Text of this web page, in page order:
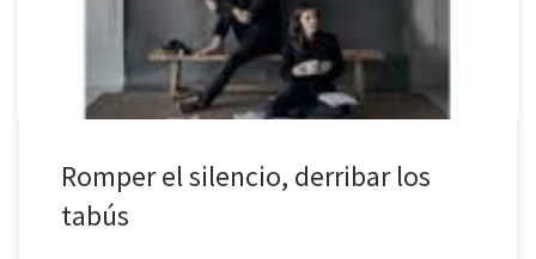
todavía hoy, como ha ocurrido a lo […]
Romper el silencio, derribar los
tabús